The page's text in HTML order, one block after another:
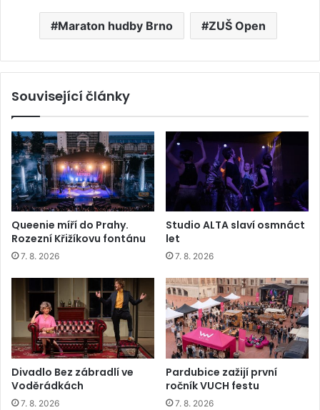
Maraton hudby Brno ZUŠ Open
Související články
Queenie míří do Prahy.
Rozezní Křižíkovu fontánu
7. 8. 2026
Studio ALTA slaví osmnáct
let
7. 8. 2026
Divadlo Bez zábradlí ve
Voděrádkách
7. 8. 2026
Pardubice zažijí první
ročník VUCH festu
7. 8. 2026